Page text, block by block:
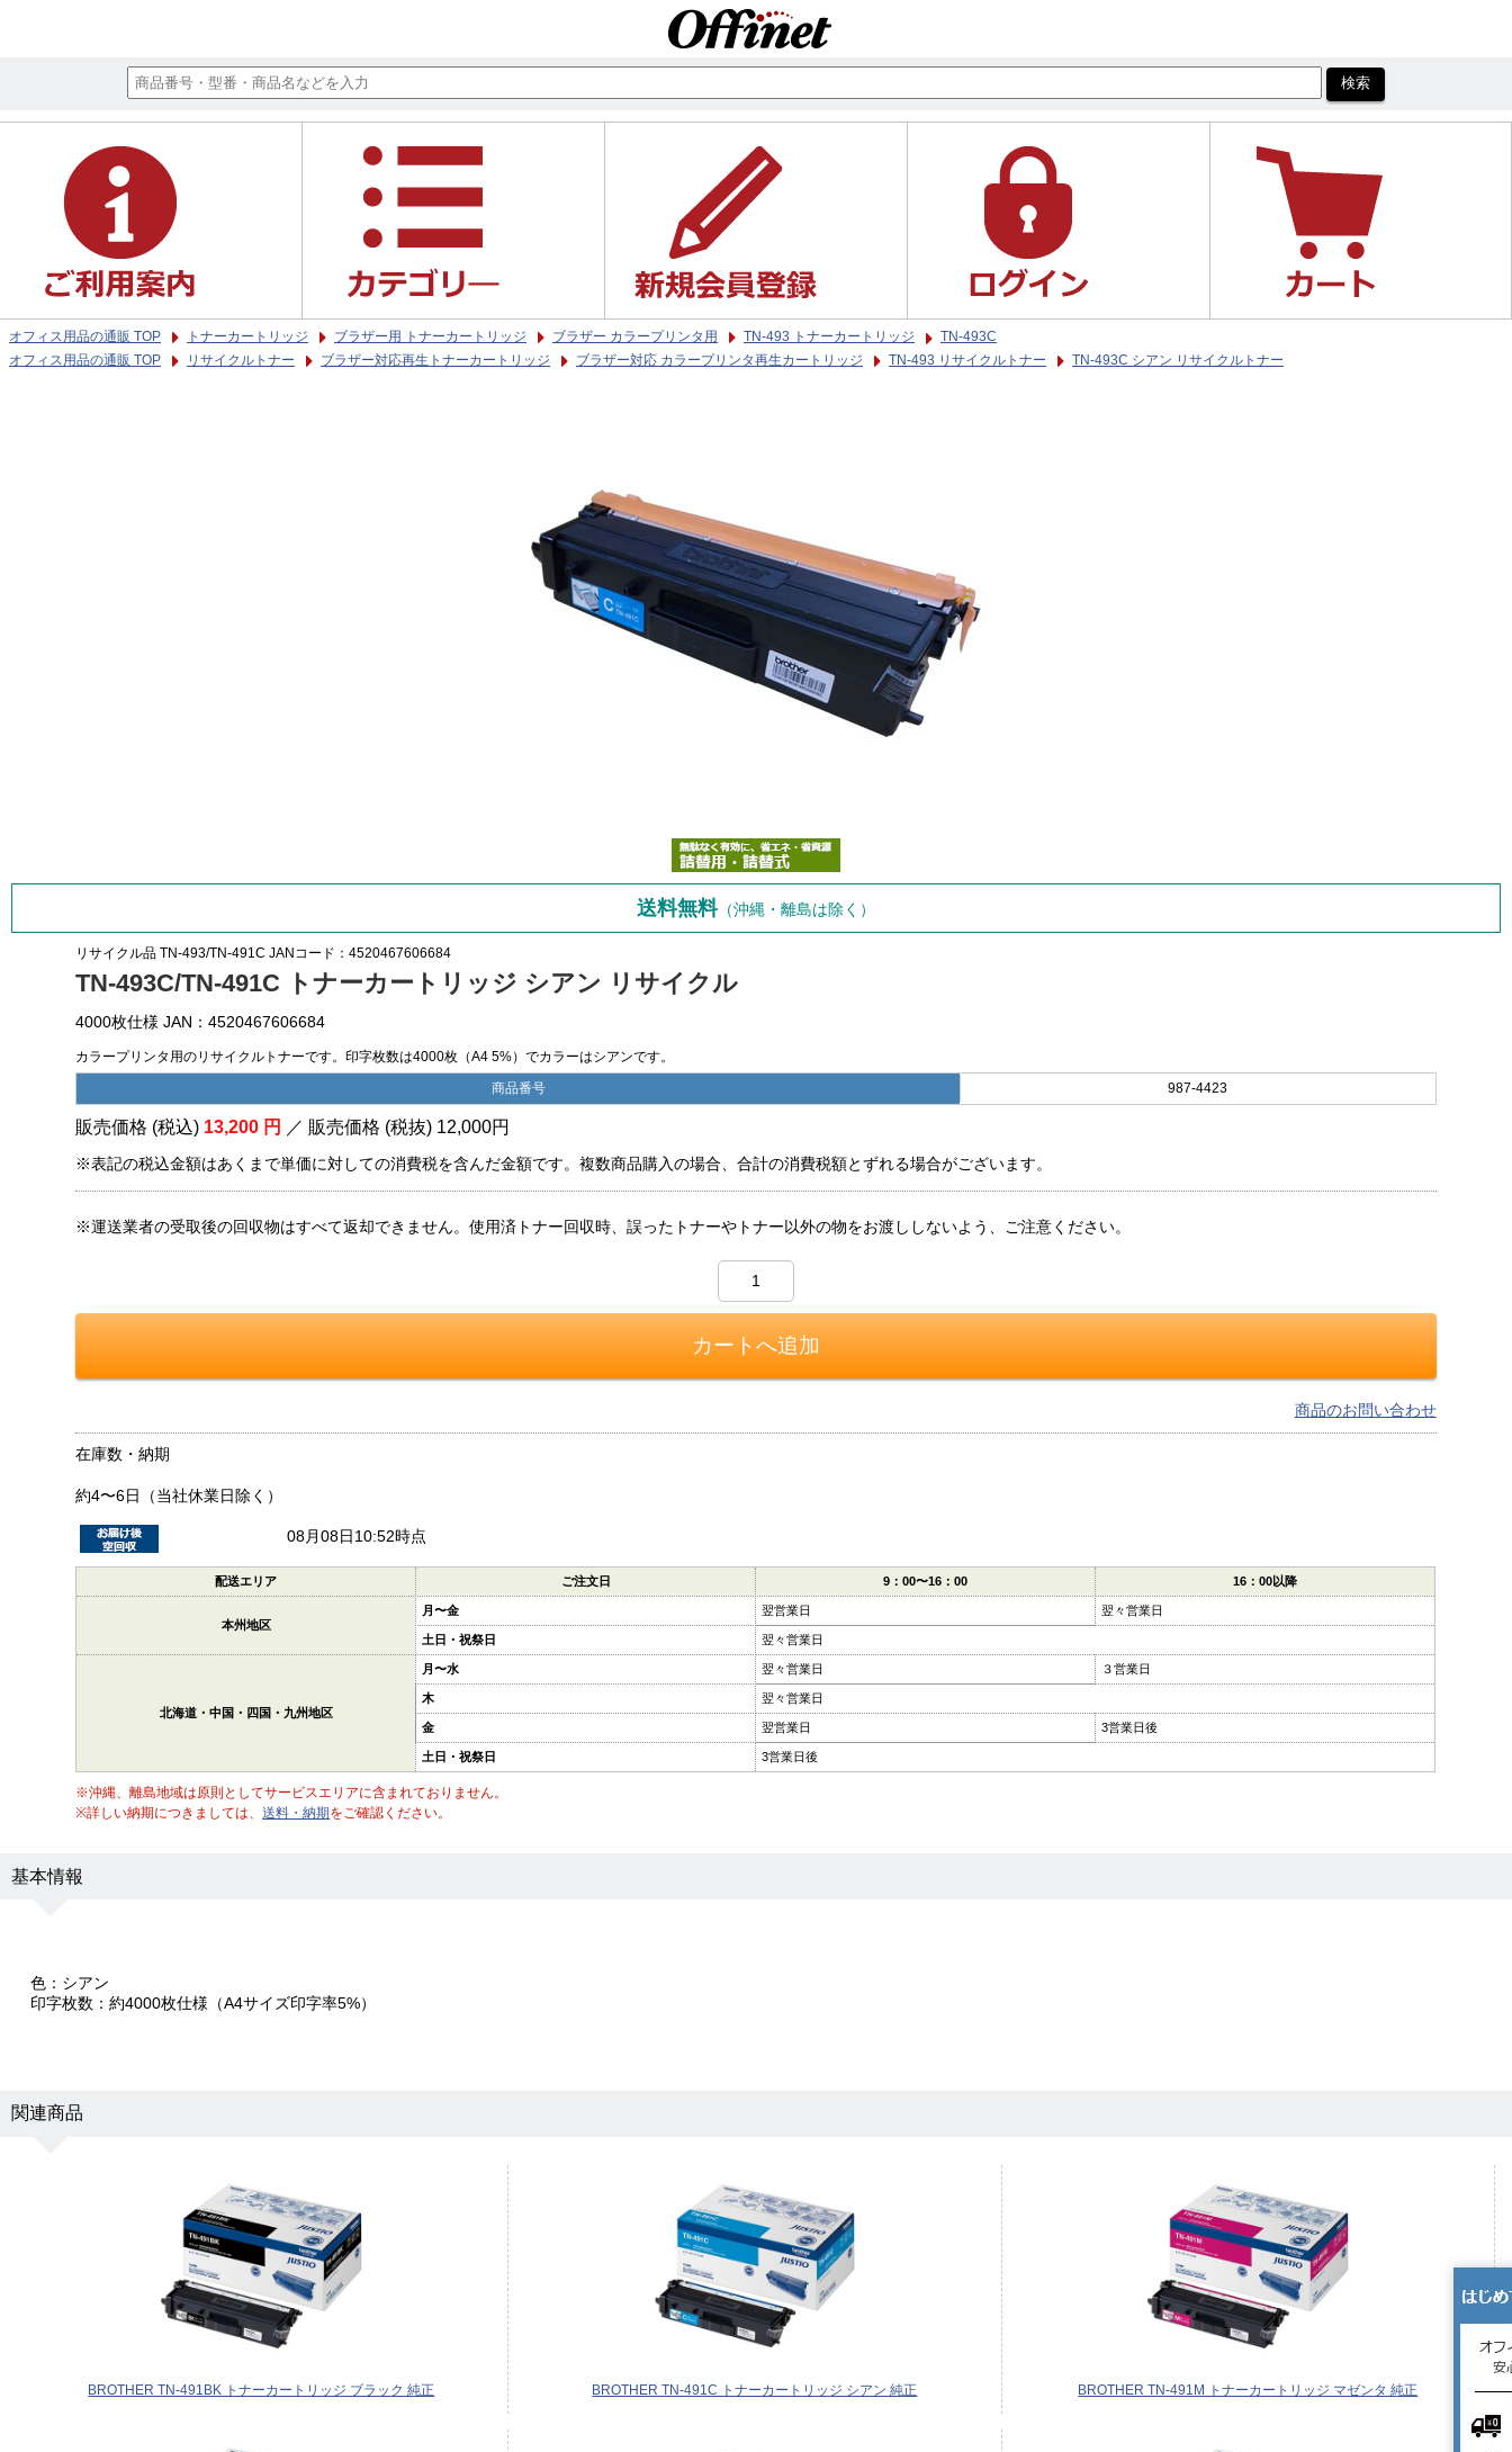
オフィス用品の通販 TOP トナーカートリッジ ブラザー用 トナーカートリッジ ブラザー カラープリンタ用 TN-493 トナーカートリッジ
TN-493C
オフィス用品の通販 TOP
リサイクルトナー ブラザー対応再生トナーカートリッジ ブラザー対応 カラープリンタ再生カートリッジ TN-493 リサイクルトナー TN-493C シアン リサイクルトナー
送料無料（沖縄・離島は除く）
リサイクル品 TN-493/TN-491C JANコード：4520467606684
TN-493C/TN-491C トナーカートリッジ シアン リサイクル
4000枚仕様 JAN：4520467606684
カラープリンタ用のリサイクルトナーです。印字枚数は4000枚（A4 5%）でカラーはシアンです。
商品番号 987-4423
販売価格 (税込) 13,200 円 ／ 販売価格 (税抜) 12,000円
※表記の税込金額はあくまで単価に対しての消費税を含んだ金額です。複数商品購入の場合、合計の消費税額とずれる場合がございます。
※運送業者の受取後の回収物はすべて返却できません。使用済トナー回収時、誤ったトナーやトナー以外の物をお渡ししないよう、ご注意ください。
商品のお問い合わせ
在庫数・納期
約4〜6日（当社休業日除く）
08月08日10:52時点
配送エリア ご注文日 9：00〜16：00 16：00以降
本州地区
月〜金 翌営業日 翌々営業日
土日・祝祭日 翌々営業日
北海道・中国・四国・九州地区
月〜水 翌々営業日 ３営業日
木 翌々営業日
金 翌営業日 3営業日後
土日・祝祭日 3営業日後
※沖縄、離島地域は原則としてサービスエリアに含まれておりません。
※詳しい納期につきましては、送料・納期をご確認ください。
基本情報
色：シアン
印字枚数：約4000枚仕様（A4サイズ印字率5%）
関連商品
BROTHER TN-491BK トナーカートリッジ ブラック 純正 BROTHER TN-491C トナーカートリッジ シアン 純正 BROTHER TN-491M トナーカートリッジ マゼンタ 純正